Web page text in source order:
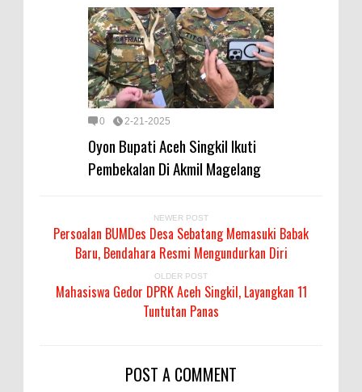
0 2-21-2025
Oyon Bupati Aceh Singkil Ikuti
Pembekalan Di Akmil Magelang
NEWER POST
Persoalan BUMDes Desa Sebatang Memasuki Babak
Baru, Bendahara Resmi Mengundurkan Diri
OLDER POST
Mahasiswa Gedor DPRK Aceh Singkil, Layangkan 11
Tuntutan Panas
POST A COMMENT